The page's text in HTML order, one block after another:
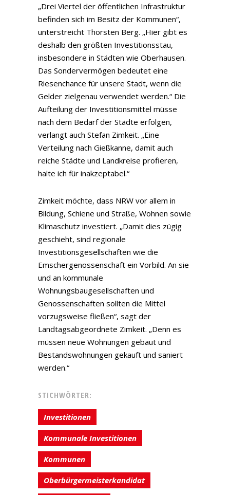
„Drei Viertel der öffentlichen Infrastruktur
befinden sich im Besitz der Kommunen“,
unterstreicht Thorsten Berg. „Hier gibt es
deshalb den größten Investitionsstau,
insbesondere in Städten wie Oberhausen.
Das Sondervermögen bedeutet eine
Riesenchance für unsere Stadt, wenn die
Gelder zielgenau verwendet werden.“ Die
Aufteilung der Investitionsmittel müsse
nach dem Bedarf der Städte erfolgen,
verlangt auch Stefan Zimkeit. „Eine
Verteilung nach Gießkanne, damit auch
reiche Städte und Landkreise profieren,
halte ich für inakzeptabel.“
Zimkeit möchte, dass NRW vor allem in
Bildung, Schiene und Straße, Wohnen sowie
Klimaschutz investiert. „Damit dies zügig
geschieht, sind regionale
Investitionsgesellschaften wie die
Emschergenossenschaft ein Vorbild. An sie
und an kommunale
Wohnungsbaugesellschaften und
Genossenschaften sollten die Mittel
vorzugsweise fließen“, sagt der
Landtagsabgeordnete Zimkeit. „Denn es
müssen neue Wohnungen gebaut und
Bestandswohnungen gekauft und saniert
werden.“
STICHWÖRTER:
Investitionen
Kommunale Investitionen
Kommunen
Oberbürgermeisterkandidat